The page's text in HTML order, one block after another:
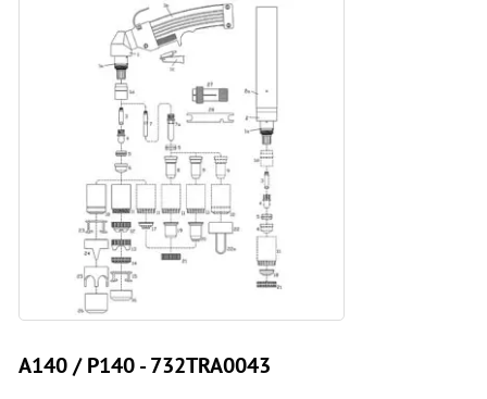
A140 / P140 - 732TRA0043